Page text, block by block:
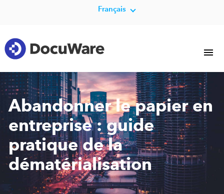
Français
Abandonner le papier en
entreprise : guide
pratique de la
dématérialisation